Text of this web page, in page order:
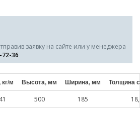
заявку на сайте или у менеджера
72-36
м Высота, мм Ширина, мм Толщина
500 185